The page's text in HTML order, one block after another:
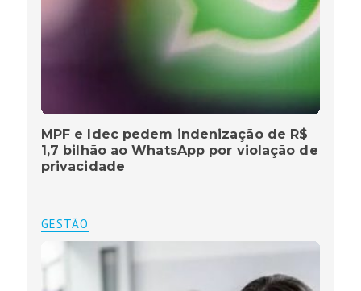
MPF e Idec pedem indenização de R$
1,7 bilhão ao WhatsApp por violação de
privacidade
GESTÃO